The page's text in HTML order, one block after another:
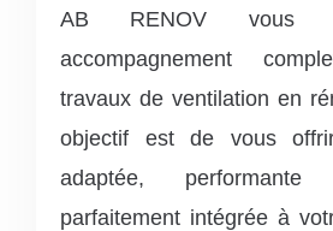
AB RENOV vous
accompagnement
travaux de ventilation en
objectif est de vous
adaptée,
parfaitement intégrée à